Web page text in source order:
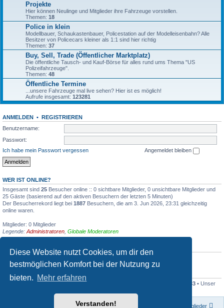
Diese Website nutzt Cookies, um dir den
bestmöglichen Komfort bei der Nutzung zu
bieten. Mehr erfahren
Verstanden!
Projekte
Hier können Neulinge und Mitglieder ihre Fahrzeuge vorstellen.
Themen: 18
Police in klein
Modellbauer, Schaukastenbauer, Policestation auf der Modelleisenbahn? Alle
Besitzer von Policecars kleiner als 1:1 sind hier richtig
Themen: 37
Buy, Sell, Trade (Öffentlicher Marktplatz)
Die öffentliche Tausch- und Kauf-Börse für alles rund ums Thema "US
Polizeifahrzeuge".
Themen: 48
Öffentliche Termine
...unsere Fahrzeuge mal live sehen? Hier ist es möglich!
Aufrufe insgesamt: 123281
ANMELDEN • REGISTRIEREN
Benutzername:
Passwort:
Ich habe mein Passwort vergessen
Angemeldet bleiben
WER IST ONLINE?
Insgesamt sind 25 Besucher online :: 0 sichtbare Mitglieder, 0 unsichtbare Mitglieder und
25 Gäste (basierend auf den aktiven Besuchern der letzten 5 Minuten)
Der Besucherrekord liegt bei 1887 Besuchern, die am 3. Jun 2026, 23:31 gleichzeitig
online waren.
Mitglieder: 0 Mitglieder
Legende: Administratoren Globale Moderatoren
GEBURTSTAGE
STATISTIK
Beiträge insgesamt47338• Themen insgesamt 233 • Unser
Mitglieder